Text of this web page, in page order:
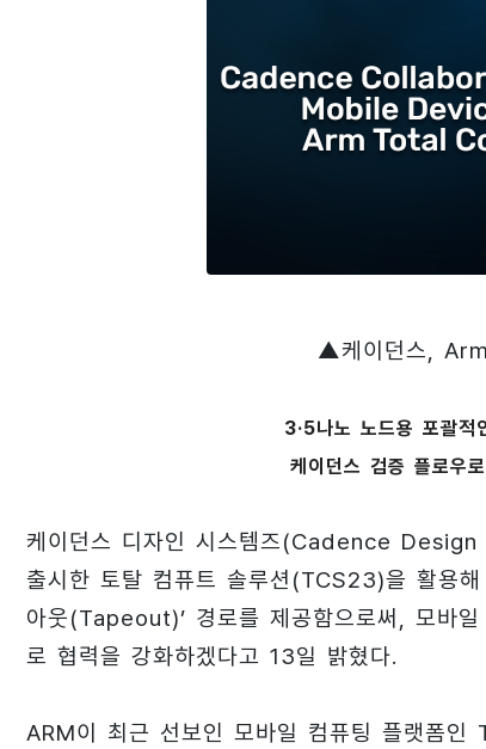
▲케이던스,
3·5나노 노드용 포괄
케이던스 검증 플로우
케이던스 디자인 시스템즈(Cadence
출시한 토탈 컴퓨트 솔루션(TCS23)을 활용
아웃(Tapeout)’ 경로를 제공함으로써, 모바
로 협력을 강화하겠다고 13일 밝혔다.
ARM이 최근 선보인 모바일 컴퓨팅 플랫